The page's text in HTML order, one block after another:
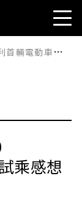
Spider」登陸日本！附上試乘感想的新聞發表會報導
乘感想